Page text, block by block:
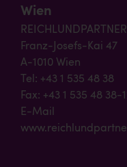
Wien
REICHLUNDPARTNER
Franz-Josefs-Kai 47
A-1010 Wien
Tel: +43 1 535 48 38
Fax: +43 1 535 48 38-
E-Mail